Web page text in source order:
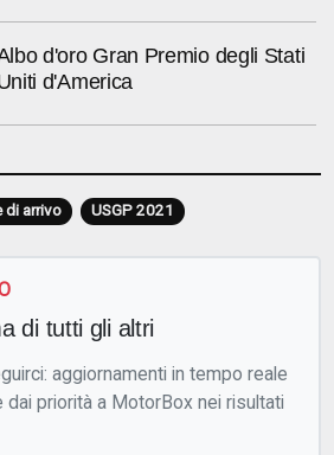
d'oro Gran Premio degli Stati
d'America
di arrivo USGP 2021
di tutti gli altri
aggiornamenti in tempo reale
dai priorità a MotorBox nei risultati